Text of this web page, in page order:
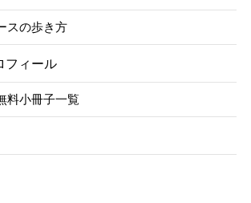
スの歩き方
フィール
料小冊子一覧